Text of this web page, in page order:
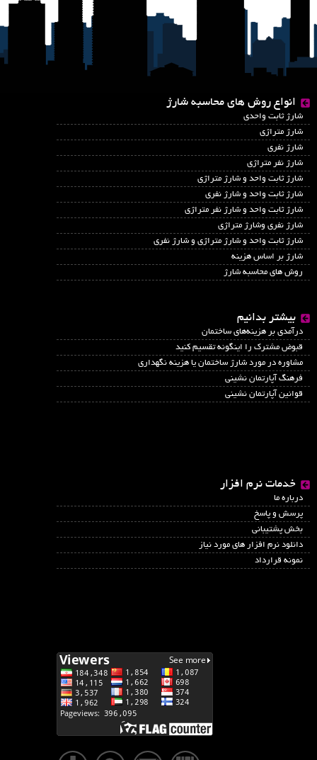
انواع روش های محاسبه شارژ
شارژ ثابت واحدی
شارژ متراژی
شارژ نفری
شارژ نفر متراژی
شارژ ثابت واحد و شارژ متراژی
شارژ ثابت واحد و شارژ نفری
شارژ ثابت واحد و شارژ نفر متراژی
شارژ نفری وشارژ متراژی
شارژ ثابت واحد و شارژ متراژی و شارژ نفری
شارژ بر اساس هزینه
روش های محاسبه شارژ
بیشتر بدانیم
درآمدي بر هزينه‌هاي ساختمان
قبوض مشترک را اینگونه تقسیم کنید
مشاوره در مورد شارژ ساختمان یا هزینه نگهداری
فرهنگ آپارتمان نشینی
قوانین آپارتمان نشینی
خدمات نرم افزار
درباره ما
پرسش و پاسخ
بخش پشتیبانی
دانلود نرم افزار های مورد نیاز
نمونه قرارداد